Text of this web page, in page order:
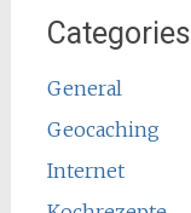
Categories
General
Geocaching
Internet